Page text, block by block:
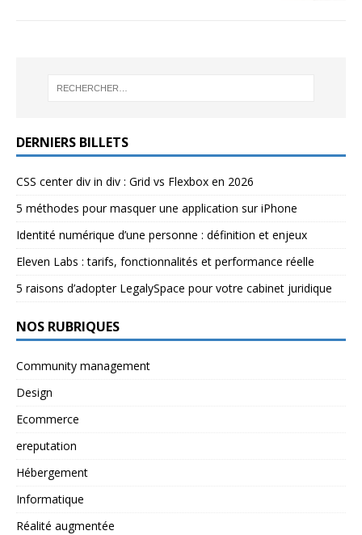
DERNIERS BILLETS
CSS center div in div : Grid vs Flexbox en 2026
5 méthodes pour masquer une application sur iPhone
Identité numérique d’une personne : définition et enjeux
Eleven Labs : tarifs, fonctionnalités et performance réelle
5 raisons d’adopter LegalySpace pour votre cabinet juridique
NOS RUBRIQUES
Community management
Design
Ecommerce
ereputation
Hébergement
Informatique
Réalité augmentée